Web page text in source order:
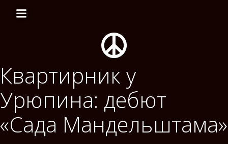
содержимому
Квартирник у
Урюпина: дебют
«Сада Мандельштама»